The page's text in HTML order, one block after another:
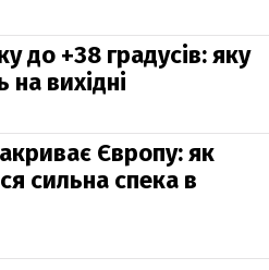
до +38 градусів: яку
вихідні
Європу: як
сильна спека в